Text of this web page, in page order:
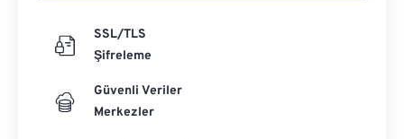
SSL/TLS
Şifreleme
Güvenli Veriler
Merkezler